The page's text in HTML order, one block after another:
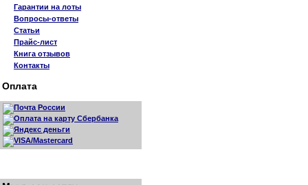
Гарантии на лоты
Вопросы-ответы
Статьи
Прайс-лист
Книга отзывов
Контакты
Оплата